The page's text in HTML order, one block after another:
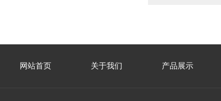
网站首页 关于我们 产品展示